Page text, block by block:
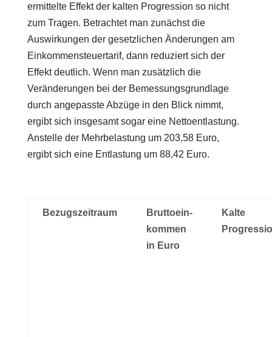
ermittelte Effekt der kalten Progression so nicht
zum Tragen. Betrachtet man zunächst die
Auswirkungen der gesetzlichen Änderungen am
Einkommensteuertarif, dann reduziert sich der
Effekt deutlich. Wenn man zusätzlich die
Veränderungen bei der Bemessungsgrundlage
durch angepasste Abzüge in den Blick nimmt,
ergibt sich insgesamt sogar eine Nettoentlastung.
Anstelle der Mehrbelastung um 203,58 Euro,
ergibt sich eine Entlastung um 88,42 Euro.
Bezugszeitraum
Bruttoein-
kommen
in Euro
Kalte